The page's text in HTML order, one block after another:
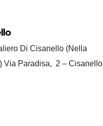
Di Cisanello (nella
Via Paradisa, 2 – Cisanello